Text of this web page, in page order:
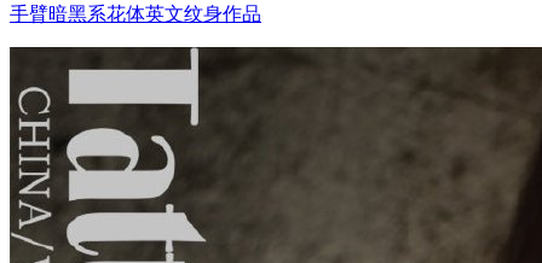
手臂暗黑系花体英文纹身作品